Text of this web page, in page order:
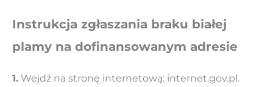
Instrukcja zgłaszania braku białej
plamy na dofinansowanym adresie
1. Wejdź na stronę internetową: internet.gov.pl.